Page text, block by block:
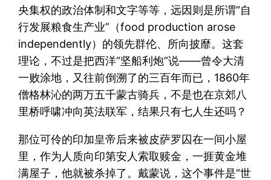
央集权的政治体制和文字等等，远因则是所谓“自
行发展粮食生产业”（food production arose
independently）的领先群伦、所向披靡。这套
理论，不过是把西洋“坚船利炮”说——曾令大清
一败涂地，又往前倒溯了的三百年而已，1860年
僧格林沁的两万五千蒙古骑兵，不是也在京郊八
里桥呼啸冲向英法联军，结果只有七人生还吗？
那位可伶的印加皇帝后来被皮萨罗囚在一间小屋
里，作为人质向印第安人索取赎金，一捱黄金堆
满屋子，他就被杀掉了。戴蒙说，这个事件是“世